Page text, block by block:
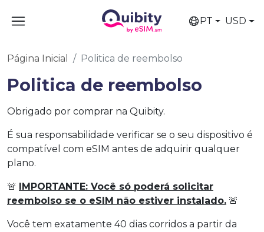
PT USD
Página Inicial Politica de reembolso
Politica de reembolso
Obrigado por comprar na Quibity.
É sua responsabilidade verificar se o seu dispositivo é
compatível com eSIM antes de adquirir qualquer
plano.
🚨 IMPORTANTE: Você só poderá solicitar
reembolso se o eSIM não estiver instalado. 🚨
Você tem exatamente 40 dias corridos a partir da